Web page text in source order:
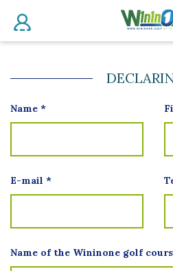
Name *
E-mail *
Name of the Wininone golf